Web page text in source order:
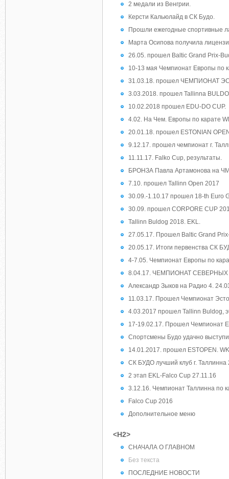
2 медали из Венгрии.
Керсти Кальюлайд в СК Будо.
Прошли ежегодные спортивные
Марта Осипова получила
26.05. прошел Baltic Grand Prix-
10-13 мая Чемпионат Европы по
31.03.18. прошел ЧЕМПИОНАТ
3.03.2018. прошел Tallinna
10.02.2018 прошел EDU-DO CUP.
4.02. На Чем. Европы по карате
20.01.18. прошел ESTONIAN
9.12.17. прошел чемпионат г.
11.11.17. Falko Cup, результаты.
БРОНЗА Павла Артамонова на ЧМ
7.10. прошел Tallinn Open 2017
30.09.-1.10.17 прошел 18-th Euro
30.09. прошел CORPORE CUP
Tallinn Buldog 2018. EKL.
27.05.17. Прошел Baltic Grand
20.05.17. Итоги первенства СК
4-7.05. Чемпионат Европы по
8.04.17. ЧЕМПИОНАТ СЕВЕРНЫХ
Александр Зыков на Радио 4.
11.03.17. Прошел Чемпионат
4.03.2017 прошел Tallinn Buldog,
17-19.02.17. Прошел Чемпионат
Спортсмены Будо удачно
14.01.2017. прошел ESTOPEN.
СК БУДО лучший клуб г. Таллинна
2 этап EKL-Falco Cup 27.11.16
3.12.16. Чемпионат Таллинна по
Falco Cup 2016
Дополнительное меню
<H2>
СНАЧАЛА О ГЛАВНОМ
Без текста
ПОСЛЕДНИЕ НОВОСТИ